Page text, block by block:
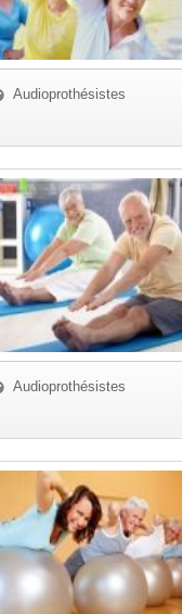
Audioprothésistes
Audioprothésistes